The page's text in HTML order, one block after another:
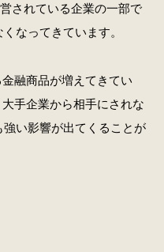
されている企業の一部で
なってきています。
融商品が増えてきてい
手企業から相手にされな
い影響が出てくることが